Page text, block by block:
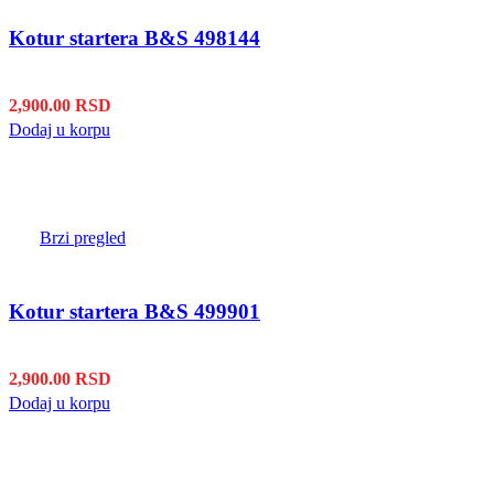
Kotur startera B&S 498144
2,900.00 RSD
Dodaj u korpu
Brzi pregled
Kotur startera B&S 499901
2,900.00 RSD
Dodaj u korpu